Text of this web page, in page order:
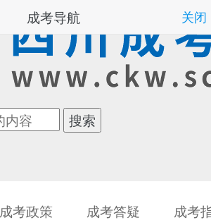
成考政策 成考答疑 成考
成考导航 关闭